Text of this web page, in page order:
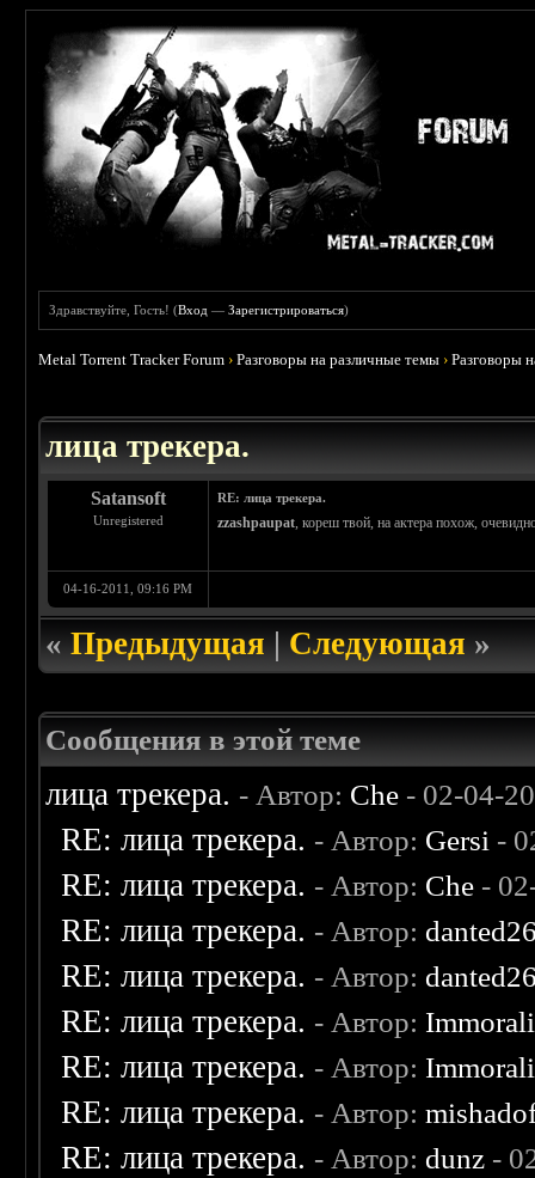
Здравствуйте, Гость! (Вход —Зарегистрироваться)
Metal Torrent Tracker Forum ›Разговоры на различные темы ›Разговоры
лица трекера.
Satansoft
Unregistered
RE: лица трекера.
zzashpaupat, кореш твой, на актера похож,
04-16-2011, 09:16 PM
«Предыдущая|Следующая»
Сообщения в этой теме
лица трекера. - Автор: Che - 02-04-
RE: лица трекера. - Автор: Gersi -
RE: лица трекера. - Автор: Che -
RE: лица трекера. - Автор:
RE: лица трекера. - Автор:
RE: лица трекера. - Автор:
RE: лица трекера. - Автор:
RE: лица трекера. - Автор:
RE: лица трекера. - Автор: dunz -